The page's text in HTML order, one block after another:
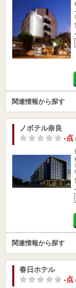
関連情報から探す
ノボテル奈良
-点/
関連情報から探す
春日ホテル
-点/